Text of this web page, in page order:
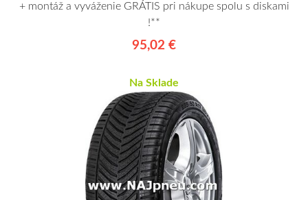
+ montáž a vyváženie GRÁTIS pri nákupe spolu s diskami
!**
95,02 €
Na Sklade